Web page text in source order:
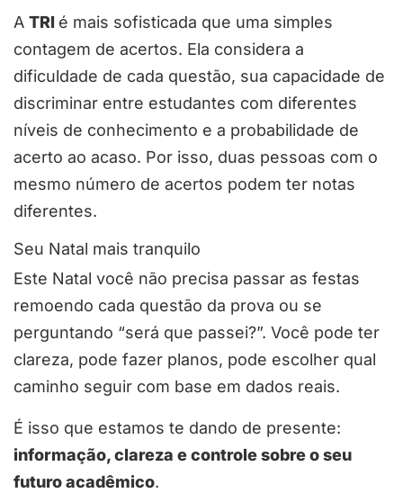
A TRI é mais sofisticada que uma simples
contagem de acertos. Ela considera a
dificuldade de cada questão, sua capacidade de
discriminar entre estudantes com diferentes
níveis de conhecimento e a probabilidade de
acerto ao acaso. Por isso, duas pessoas com o
mesmo número de acertos podem ter notas
diferentes.
Seu Natal mais tranquilo
Este Natal você não precisa passar as festas
remoendo cada questão da prova ou se
perguntando “será que passei?”. Você pode ter
clareza, pode fazer planos, pode escolher qual
caminho seguir com base em dados reais.
É isso que estamos te dando de presente:
informação, clareza e controle sobre o seu
futuro acadêmico.